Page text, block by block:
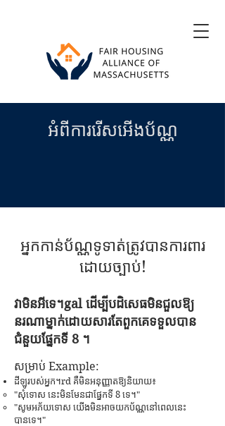
អំពីការរើសអើងប័ណ្ណ
អ្នកកាន់ប័ណ្ណទូទាត់ត្រូវបានការពារ
ដោយច្បាប់!
វាមិនអីទេ។gal ដើម្បីបដិសេធមិនជួលឱ្យ
នរណាម្នាក់ដោយសារតែពួកគេទទួលបាន
ជំនួយផ្នែកទី 8 ។
សម្រាប់ Example:
ដីឡូរបស់អ្នក។rd គឺមិនអនុញ្ញាតឱ្យនិយាយ៖
"សុំទោស នេះមិនមែនជាផ្នែកទី 8 ទេ។"
"សូមអភ័យទោស យើងមិនអាចយកប័ណ្ណនៅពេលនេះ
បានទេ។"